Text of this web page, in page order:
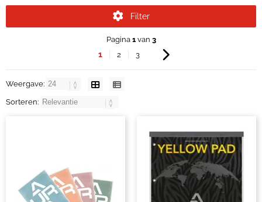
Filter
Pagina 1van 3
1 2 3
Weergave:
Sorteren: